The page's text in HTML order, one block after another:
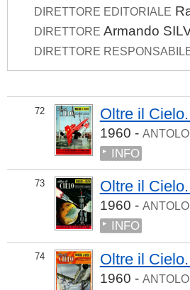
DIRETTORE EDITORIALE
DIRETTORE Armando
DIRETTORE
72 Oltre il
1960 -
INFO
73 Oltre il
1960 -
INFO
74 Oltre il
1960 -